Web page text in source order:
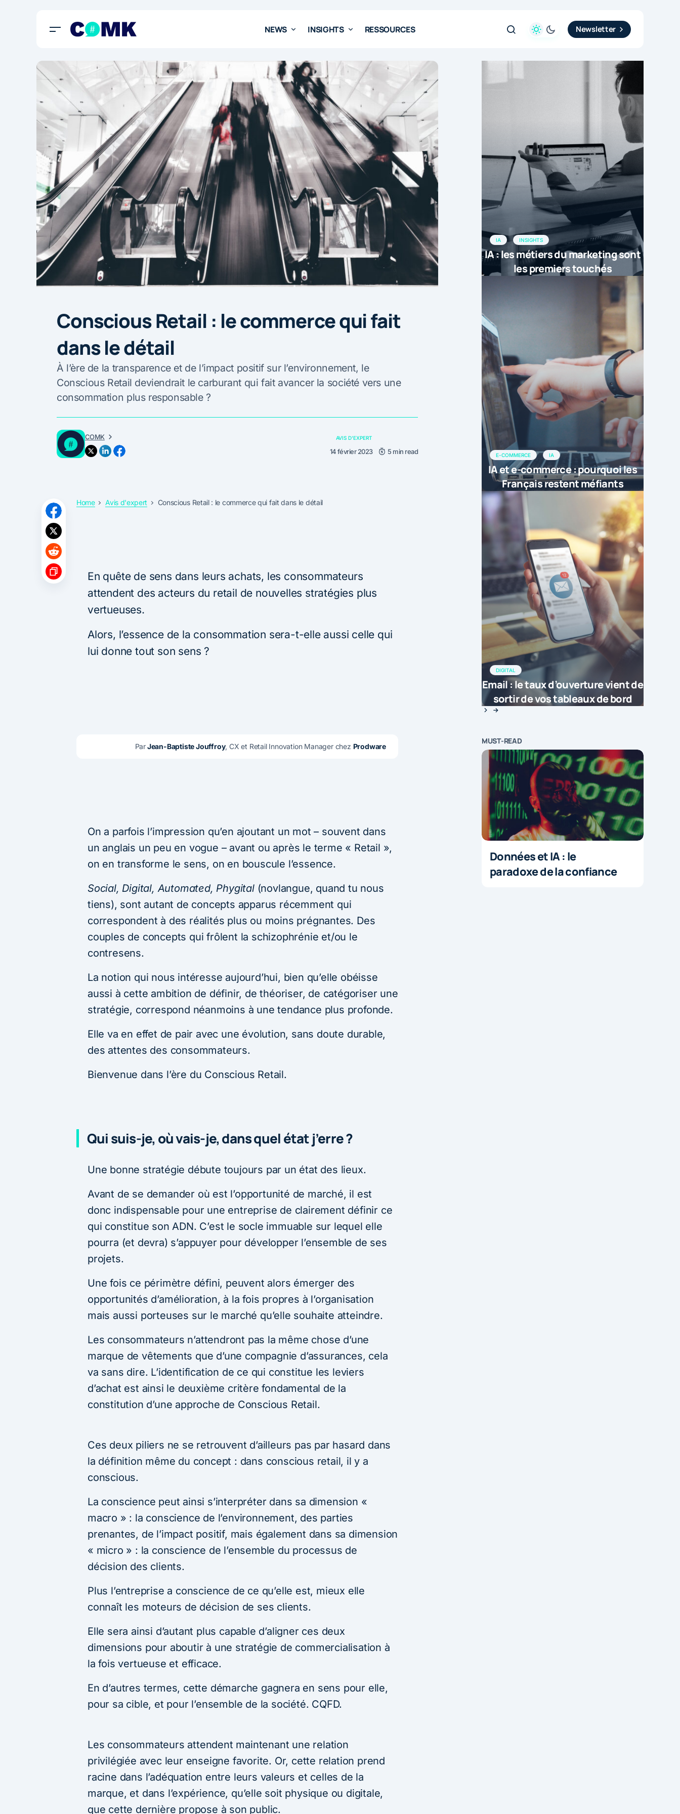
NEWS INSIGHTS RESSOURCES Newsletter
Conscious Retail : le commerce qui fait
dans le détail
À l’ère de la transparence et de l’impact positif sur l’environnement, le
Conscious Retail deviendrait le carburant qui fait avancer la société vers une
consommation plus responsable ?
COMK AVIS D'EXPERT
14 février 2023 5 min read
Home Avis d'expert Conscious Retail : le commerce qui fait dans le détail
En quête de sens dans leurs achats, les consommateurs
attendent des acteurs du retail de nouvelles stratégies plus
vertueuses.
Alors, l’essence de la consommation sera-t-elle aussi celle qui
lui donne tout son sens ?
Par Jean-Baptiste Jouffroy, CX et Retail Innovation Manager chez Prodware
On a parfois l’impression qu’en ajoutant un mot – souvent dans
un anglais un peu en vogue – avant ou après le terme « Retail »,
on en transforme le sens, on en bouscule l’essence.
Social, Digital, Automated, Phygital (novlangue, quand tu nous
tiens), sont autant de concepts apparus récemment qui
correspondent à des réalités plus ou moins prégnantes. Des
couples de concepts qui frôlent la schizophrénie et/ou le
contresens.
La notion qui nous intéresse aujourd’hui, bien qu’elle obéisse
aussi à cette ambition de définir, de théoriser, de catégoriser une
stratégie, correspond néanmoins à une tendance plus profonde.
Elle va en effet de pair avec une évolution, sans doute durable,
des attentes des consommateurs.
Bienvenue dans l’ère du Conscious Retail.
Qui suis-je, où vais-je, dans quel état j’erre ?
Une bonne stratégie débute toujours par un état des lieux.
Avant de se demander où est l’opportunité de marché, il est
donc indispensable pour une entreprise de clairement définir ce
qui constitue son ADN. C’est le socle immuable sur lequel elle
pourra (et devra) s’appuyer pour développer l’ensemble de ses
projets.
Une fois ce périmètre défini, peuvent alors émerger des
opportunités d’amélioration, à la fois propres à l’organisation
mais aussi porteuses sur le marché qu’elle souhaite atteindre.
Les consommateurs n’attendront pas la même chose d’une
marque de vêtements que d’une compagnie d’assurances, cela
va sans dire. L’identification de ce qui constitue les leviers
d’achat est ainsi le deuxième critère fondamental de la
constitution d’une approche de Conscious Retail.
Ces deux piliers ne se retrouvent d’ailleurs pas par hasard dans
la définition même du concept : dans conscious retail, il y a
conscious.
La conscience peut ainsi s’interpréter dans sa dimension «
macro » : la conscience de l’environnement, des parties
prenantes, de l’impact positif, mais également dans sa dimension
« micro » : la conscience de l’ensemble du processus de
décision des clients.
Plus l’entreprise a conscience de ce qu’elle est, mieux elle
connaît les moteurs de décision de ses clients.
Elle sera ainsi d’autant plus capable d’aligner ces deux
dimensions pour aboutir à une stratégie de commercialisation à
la fois vertueuse et efficace.
En d’autres termes, cette démarche gagnera en sens pour elle,
pour sa cible, et pour l’ensemble de la société. CQFD.
Les consommateurs attendent maintenant une relation
privilégiée avec leur enseigne favorite. Or, cette relation prend
racine dans l’adéquation entre leurs valeurs et celles de la
marque, et dans l’expérience, qu’elle soit physique ou digitale,
que cette dernière propose à son public.
IA INSIGHTS
IA : les métiers du marketing sont
les premiers touchés
E-COMMERCE IA
IA et e-commerce : pourquoi les
Français restent méfiants
DIGITAL
Email : le taux d’ouverture vient de
sortir de vos tableaux de bord
MUST-READ
Données et IA : le
paradoxe de la confiance